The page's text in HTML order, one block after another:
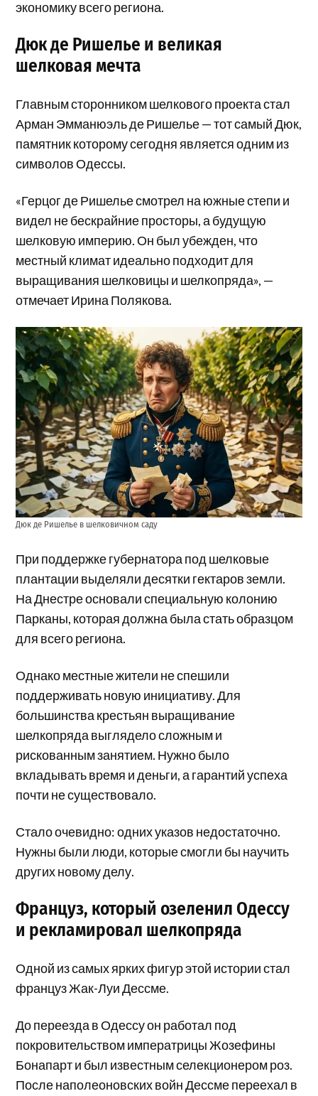
экономику всего региона.
Дюк де Ришелье и великая
шелковая мечта
Главным сторонником шелкового проекта стал
Арман Эмманюэль де Ришелье — тот самый Дюк,
памятник которому сегодня является одним из
символов Одессы.
«Герцог де Ришелье смотрел на южные степи и
видел не бескрайние просторы, а будущую
шелковую империю. Он был убежден, что
местный климат идеально подходит для
выращивания шелковицы и шелкопряда», —
отмечает Ирина Полякова.
Дюк де Ришелье в шелковичном саду
При поддержке губернатора под шелковые
плантации выделяли десятки гектаров земли.
На Днестре основали специальную колонию
Парканы, которая должна была стать образцом
для всего региона.
Однако местные жители не спешили
поддерживать новую инициативу. Для
большинства крестьян выращивание
шелкопряда выглядело сложным и
рискованным занятием. Нужно было
вкладывать время и деньги, а гарантий успеха
почти не существовало.
Стало очевидно: одних указов недостаточно.
Нужны были люди, которые смогли бы научить
других новому делу.
Француз, который озеленил Одессу
и рекламировал шелкопряда
Одной из самых ярких фигур этой истории стал
француз Жак-Луи Дессме.
До переезда в Одессу он работал под
покровительством императрицы Жозефины
Бонапарт и был известным селекционером роз.
После наполеоновских войн Дессме переехал в